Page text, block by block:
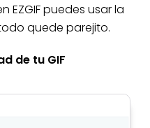
EZGIF puedes usar la
quede parejito.
de tu GIF